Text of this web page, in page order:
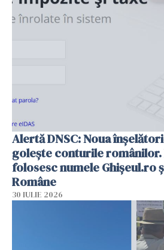
Alertă DNSC: Noua
golește conturile
folosesc numele Ghișeul.ro
Române
30 IULIE 2026